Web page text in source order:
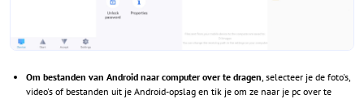
Om bestanden van Android naar computer over te dragen, selecteer je de foto's,
video's of bestanden uit je Android-opslag en tik je om ze naar je pc over te